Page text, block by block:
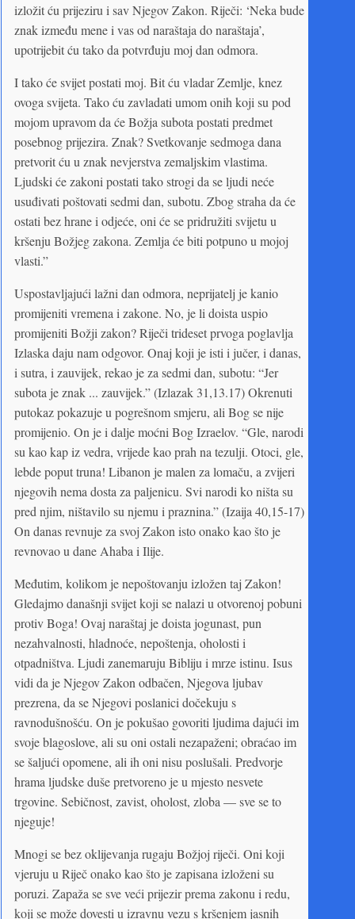
izložit ću prijeziru i sav Njegov Zakon. Riječi: ‘Neka bude
znak između mene i vas od naraštaja do naraštaja’,
upotrijebit ću tako da potvrđuju moj dan odmora.
I tako će svijet postati moj. Bit ću vladar Zemlje, knez
ovoga svijeta. Tako ću zavladati umom onih koji su pod
mojom upravom da će Božja subota postati predmet
posebnog prijezira. Znak? Svetkovanje sedmoga dana
pretvorit ću u znak nevjerstva zemaljskim vlastima.
Ljudski će zakoni postati tako strogi da se ljudi neće
usuđivati poštovati sedmi dan, subotu. Zbog straha da će
ostati bez hrane i odjeće, oni će se pridružiti svijetu u
kršenju Božjeg zakona. Zemlja će biti potpuno u mojoj
vlasti.”
Uspostavljajući lažni dan odmora, neprijatelj je kanio
promijeniti vremena i zakone. No, je li doista uspio
promijeniti Božji zakon? Riječi trideset prvoga poglavlja
Izlaska daju nam odgovor. Onaj koji je isti i jučer, i danas,
i sutra, i zauvijek, rekao je za sedmi dan, subotu: “Jer
subota je znak ... zauvijek.” (Izlazak 31,13.17) Okrenuti
putokaz pokazuje u pogrešnom smjeru, ali Bog se nije
promijenio. On je i dalje moćni Bog Izraelov. “Gle, narodi
su kao kap iz vedra, vrijede kao prah na tezulji. Otoci, gle,
lebde poput truna! Libanon je malen za lomaču, a zvijeri
njegovih nema dosta za paljenicu. Svi narodi ko ništa su
pred njim, ništavilo su njemu i praznina.” (Izaija 40,15-17)
On danas revnuje za svoj Zakon isto onako kao što je
revnovao u dane Ahaba i Ilije.
Međutim, kolikom je nepoštovanju izložen taj Zakon!
Gledajmo današnji svijet koji se nalazi u otvorenoj pobuni
protiv Boga! Ovaj naraštaj je doista jogunast, pun
nezahvalnosti, hladnoće, nepoštenja, oholosti i
otpadništva. Ljudi zanemaruju Bibliju i mrze istinu. Isus
vidi da je Njegov Zakon odbačen, Njegova ljubav
prezrena, da se Njegovi poslanici dočekuju s
ravnodušnošću. On je pokušao govoriti ljudima dajući im
svoje blagoslove, ali su oni ostali nezapaženi; obraćao im
se šaljući opomene, ali ih oni nisu poslušali. Predvorje
hrama ljudske duše pretvoreno je u mjesto nesvete
trgovine. Sebičnost, zavist, oholost, zloba — sve se to
njeguje!
Mnogi se bez oklijevanja rugaju Božjoj riječi. Oni koji
vjeruju u Riječ onako kao što je zapisana izloženi su
poruzi. Zapaža se sve veći prijezir prema zakonu i redu,
koji se može dovesti u izravnu vezu s kršenjem jasnih